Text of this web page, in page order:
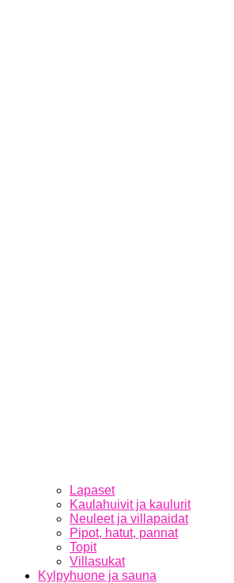
Lapaset
Kaulahuivit ja kaulurit
Neuleet ja villapaidat
Pipot, hatut, pannat
Topit
Villasukat
Kylpyhuone ja sauna